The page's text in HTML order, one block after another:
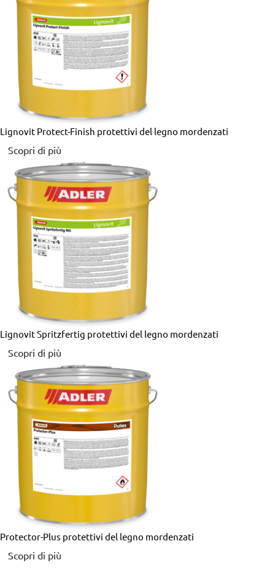
Lignovit Protect-Finish protettivi del legno mordenzati
Scopri di più
Lignovit Spritzfertig protettivi del legno mordenzati
Scopri di più
Protector-Plus protettivi del legno mordenzati
Scopri di più